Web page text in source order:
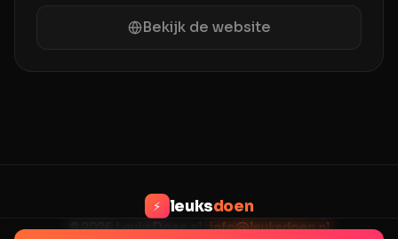
Bekijk de website
⚡ leuksdoen
© 2026 LeuksDoen.nl ·info@leuksdoen.nl